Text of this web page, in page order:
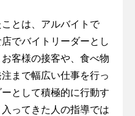
とは、アルバイトで
でバイトリーダーとし
客様の接客や、食べ物
まで幅広い仕事を行っ
として積極的に行動す
ってきた人の指導では